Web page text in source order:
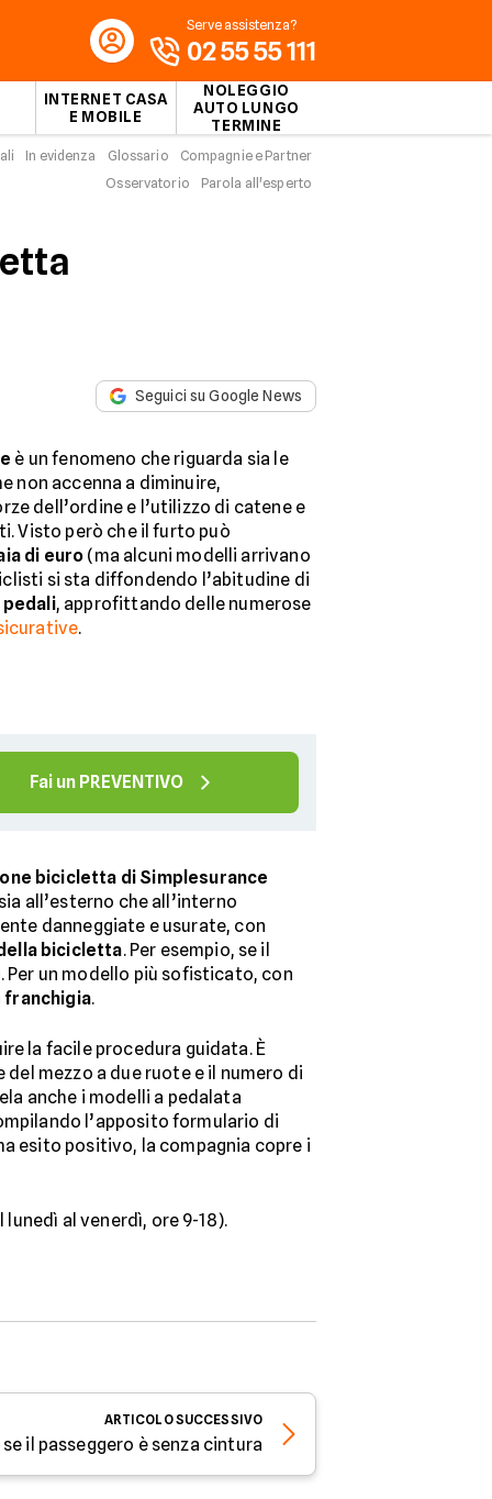
INTERNET CASA
E MOBILE
NOLEGGIO
AUTO LUNGO
TERMINE
Serve assistenza?
02 55 55 111
In evidenza Glossario
Compagnie e Partner
Osservatorio
Parola all'esperto
Seguici su Google News
è un fenomeno che riguarda sia le
non accenna a diminuire,
dell’ordine e l’utilizzo di catene e
Visto però che il furto può
di euro (ma alcuni modelli arrivano
si sta diffondendo l’abitudine di
pedali, approfittando delle numerose
.
Fai un PREVENTIVO
bicicletta di Simplesurance
all’esterno che all’interno
danneggiate e usurate, con
bicicletta. Per esempio, se il
Per un modello più sofisticato, con
franchigia.
la facile procedura guidata. È
mezzo a due ruote e il numero di
anche i modelli a pedalata
l’apposito formulario di
esito positivo, la compagnia copre i
al venerdì, ore 9-18).
ARTICOLOSUCCESSIVO
il passeggero è senza cintura